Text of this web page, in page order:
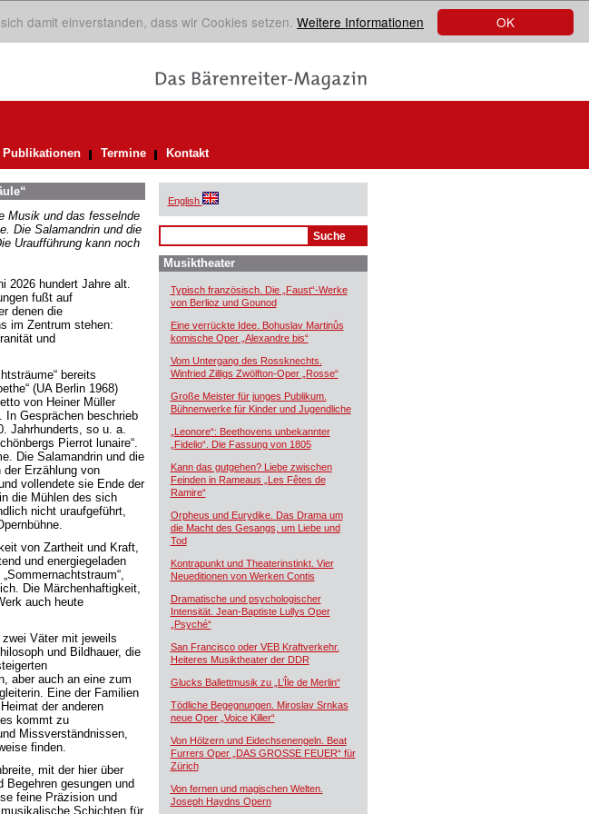
OK
damit einverstanden, dass wir Cookies setzen. Weitere Informationen
Publikationen Termine Kontakt
Musik und das fesselnde
Die Salamandrin und die
Uraufführung kann noch
2026 hundert Jahre alt.
fußt auf
denen die
im Zentrum stehen:
und
bereits
(UA Berlin 1968)
von Heiner Müller
In Gesprächen beschrieb
Jahrhunderts, so u. a.
Pierrot lunaire“.
Die Salamandrin und die
der Erzählung von
vollendete sie Ende der
die Mühlen des sich
nicht uraufgeführt,
von Zartheit und Kraft,
und energiegeladen
Die Märchenhaftigkeit,
auch heute
Väter mit jeweils
und Bildhauer, die
aber auch an eine zum
Eine der Familien
der anderen
kommt zu
Missverständnissen,
finden.
mit der hier über
Begehren gesungen und
feine Präzision und
Schichten für
English
Musiktheater
Typisch französisch. Die „Faust“-Werke
von Berlioz und Gounod
Eine verrückte Idee. Bohuslav Martinůs
komische Oper „Alexandre bis“
Vom Untergang des Rossknechts.
Winfried Zilligs Zwölfton-Oper „Rosse“
Große Meister für junges Publikum.
Bühnenwerke für Kinder und Jugendliche
„Leonore“: Beethovens unbekannter
„Fidelio“. Die Fassung von 1805
Kann das gutgehen? Liebe zwischen
Feinden in Rameaus „Les Fêtes de
Ramire“
Orpheus und Eurydike. Das Drama um
die Macht des Gesangs, um Liebe und
Tod
Kontrapunkt und Theaterinstinkt. Vier
Neueditionen von Werken Contis
Dramatische und psychologischer
Intensität. Jean-Baptiste Lullys Oper
„Psyché“
San Francisco oder VEB Kraftverkehr.
Heiteres Musiktheater der DDR
Glucks Ballettmusik zu „L’Île de Merlin“
Tödliche Begegnungen. Miroslav Srnkas
neue Oper „Voice Killer“
Von Hölzern und Eidechsenengeln. Beat
Furrers Oper „DAS GROSSE FEUER“ für
Zürich
Von fernen und magischen Welten.
Joseph Haydns Opern